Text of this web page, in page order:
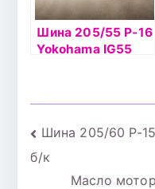
Шина 205/55 Р-16
Yokohama IG55
по
Шина 205/60 Р-
б/к
Масло